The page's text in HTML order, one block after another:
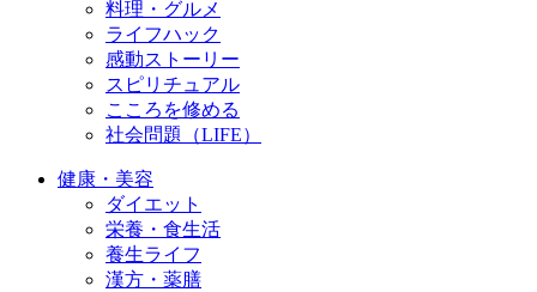
料理・グルメ
ライフハック
感動ストーリー
スピリチュアル
こころを修める
社会問題（LIFE）
健康・美容
ダイエット
栄養・食生活
養生ライフ
漢方・薬膳